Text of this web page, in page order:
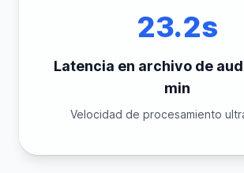
23.2s
Latencia en archivo de
min
Velocidad de procesamiento